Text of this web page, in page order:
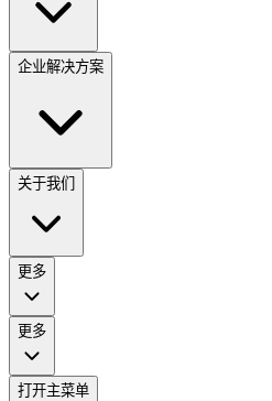
企业解决方案
关于我们
更多
更多
打开主菜单